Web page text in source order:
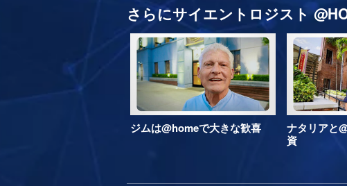
さらにサイエントロジスト
ジムは@homeで大きな歓喜
ナタリアと
資